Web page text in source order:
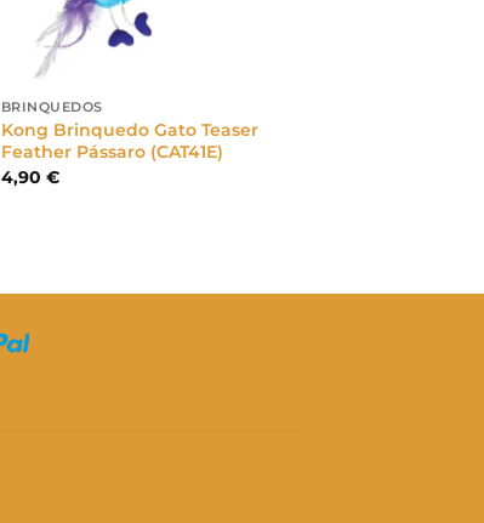
BRINQUEDOS
Kong Brinquedo Gato Teaser
Feather Pássaro (CAT41E)
4,90 €